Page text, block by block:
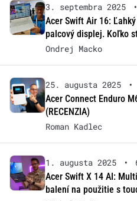
3. septembra 2025 •
Acer Swift Air 16:
palcový displej. Koľko
Ondrej Macko
25. augusta 2025 •
Acer Connect Enduro
(RECENZIA)
Roman Kadlec
1. augusta 2025 •
Acer Swift X 14 AI:
balení na použitie s